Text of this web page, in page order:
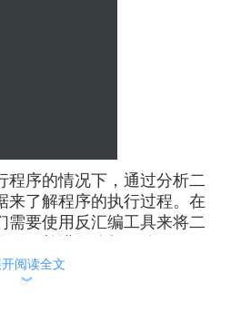
程序的情况下，通过分析二
来了解程序的执行过程。在
需要使用反汇编工具来将二
的主要步骤如下：
开阅读全文
︾